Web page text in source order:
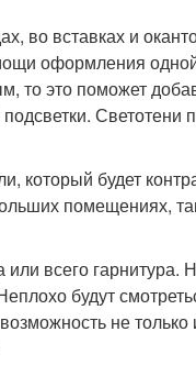
во вставках и
оформления
то это поможет
Светотени
будет
помещениях,
всего гарнитура.
будут
не